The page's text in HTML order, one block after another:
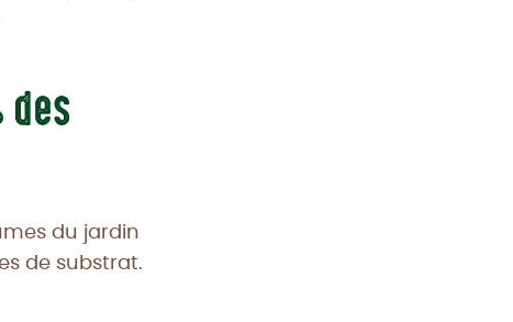
du jardin
de substrat.